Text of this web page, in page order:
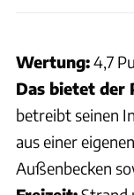
Wertung:4,7
Das bietet der
betreibt seinen
aus einer
Außenbecken